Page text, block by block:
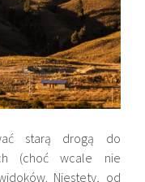
starą drogą do
(choć wcale nie
Niestety, od